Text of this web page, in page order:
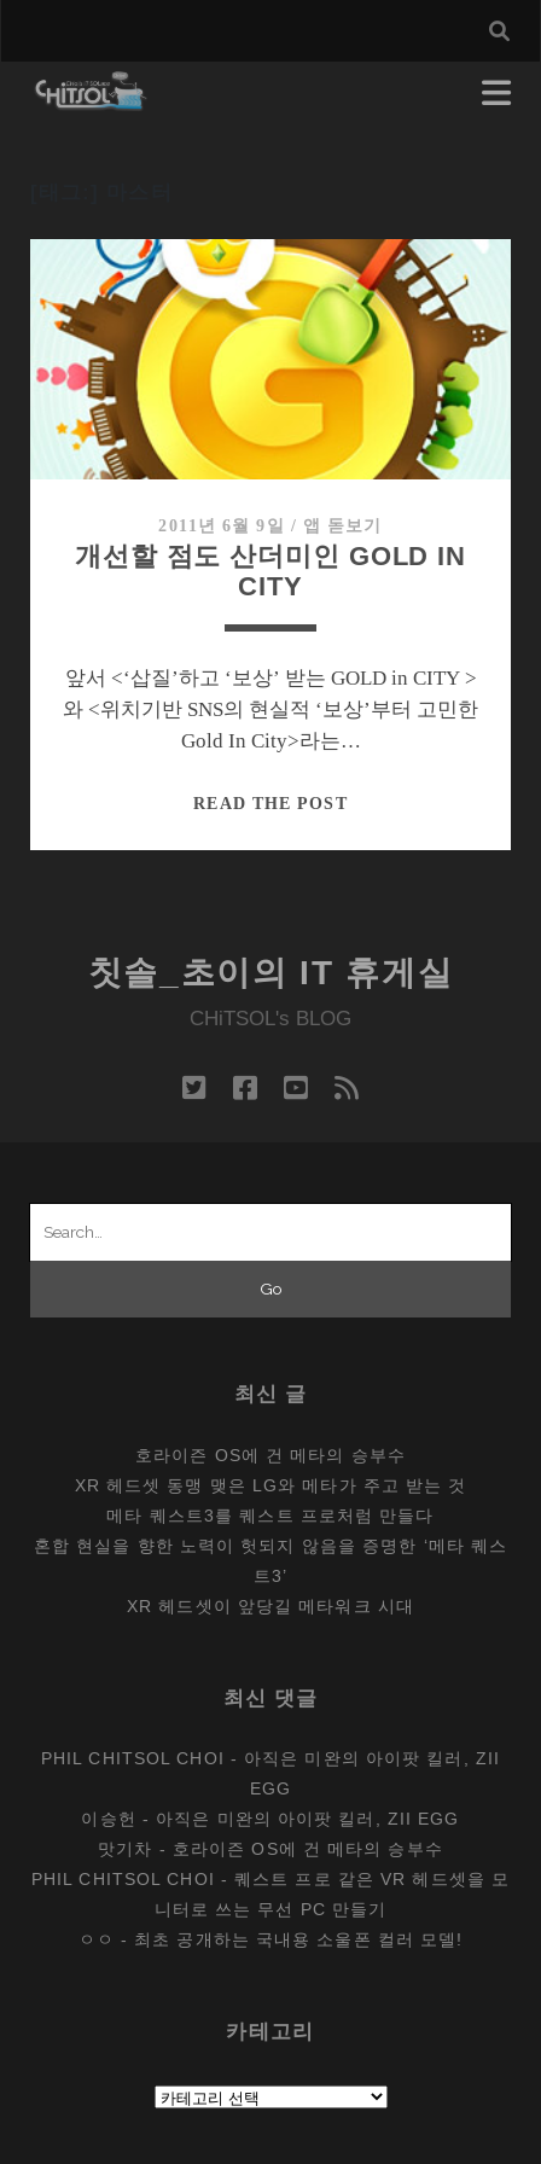
2011년 6월 9일 / 앱 돋보기
개선할 점도 산더미인 GOLD IN
CITY
앞서 <‘삽질’하고 ‘보상’ 받는 GOLD in CITY >
와 <위치기반 SNS의 현실적 ‘보상’부터 고민한
Gold In City>라는…
READ THE POST개
더
미
IN
칫솔_초이의 IT 휴게실
CHiTSOL's BLOG
twitterfacebook
youtube
rss
최신 글
호라이즌 OS에 건 메타의 승부수
XR 헤드셋 동맹 맺은 LG와 메타가 주고 받는 것
메타 퀘스트3를 퀘스트 프로처럼 만들다
혼합 현실을 향한 노력이 헛되지 않음을 증명한 ‘메타 퀘스
트3’
XR 헤드셋이 앞당길 메타워크 시대
최신 댓글
PHIL CHITSOL CHOI - 아직은 미완의 아이팟 킬러, ZII
EGG
이승헌 - 아직은 미완의 아이팟 킬러, ZII EGG
맛기차 - 호라이즌 OS에 건 메타의 승부수
PHIL CHITSOL CHOI -퀘스트 프로 같은 VR 헤드셋을 모
니터로 쓰는 무선 PC 만들기
ㅇㅇ - 최초 공개하는 국내용 소울폰 컬러 모델!
카테고리
테